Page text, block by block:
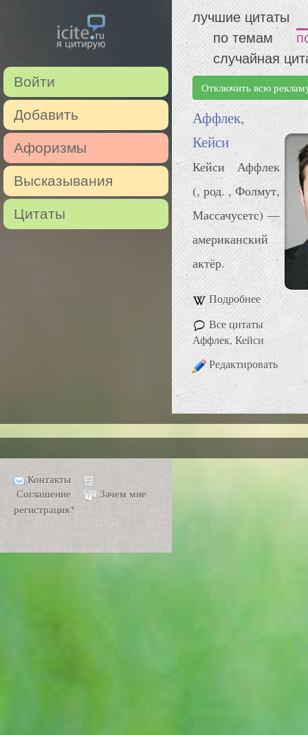
Войти
Добавить
Афоризмы
Высказывания
Цитаты
лучшие цитаты
по темам
случайная
Отключить всю
Аффлек,
Кейси
Кейси Аффлек
(, род. , Фолмут,
Массачусетс) —
американский
актёр.
Подробнее
Все цитаты
Аффлек, Кейси
Редактировать
Контакты
Соглашение
Зачем мне
регистрация?